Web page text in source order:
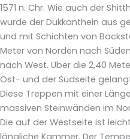
1571 n. Chr. Wie auch der
wurde der Dukkanthein aus
und mit Schichten von
Meter von Norden nach
nach West. Über die 2,40
Ost- und der Südseite
Diese Treppen mit einer
massiven Steinwänden im
Die auf der Westseite ist
längliche Kammer. Der